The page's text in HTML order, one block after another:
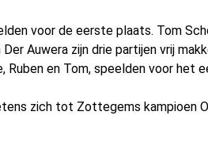
voor de eerste plaats. Tom
Auwera zijn drie partijen vrij
Ruben en Tom, speelden voor het
zich tot Zottegems kampioen